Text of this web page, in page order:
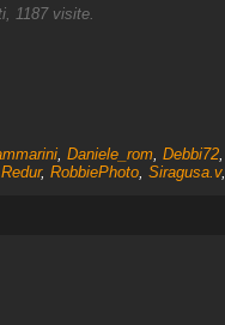
1187 visite.
, Daniele_rom, Debbi72,
Redur, RobbiePhoto, Siragusa.v,